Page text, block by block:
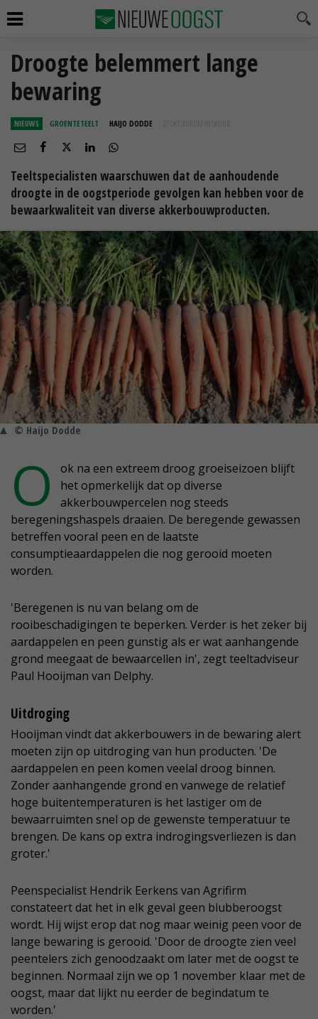
Droogte belemmert lange
bewaring
NIEUWS GROENTETEELT HAIJO DODDE 27 OKT 2018 OM 09:56
Teeltspecialisten waarschuwen dat de aanhoudende
droogte in de oogstperiode gevolgen kan hebben voor de
bewaarkwaliteit van diverse akkerbouwproducten.
© Haijo Dodde
O
ok na een extreem droog groeiseizoen blijft
het opmerkelijk dat op diverse
akkerbouwpercelen nog steeds
beregeningshaspels draaien. De beregende gewassen
betreffen vooral peen en de laatste
consumptieaardappelen die nog gerooid moeten
worden.
'Beregenen is nu van belang om de
rooibeschadigingen te beperken. Verder is het zeker bij
aardappelen en peen gunstig als er wat aanhangende
grond meegaat de bewaarcellen in', zegt teeltadviseur
Paul Hooijman van Delphy.
Uitdroging
Hooijman vindt dat akkerbouwers in de bewaring alert
moeten zijn op uitdroging van hun producten. 'De
aardappelen en peen komen veelal droog binnen.
Zonder aanhangende grond en vanwege de relatief
hoge buitentemperaturen is het lastiger om de
bewaarruimten snel op de gewenste temperatuur te
brengen. De kans op extra indrogingsverliezen is dan
groter.'
Peenspecialist Hendrik Eerkens van Agrifirm
constateert dat het in elk geval geen blubberoogst
wordt. Hij wijst erop dat nog maar weinig peen voor de
lange bewaring is gerooid. 'Door de droogte zien veel
peentelers zich genoodzaakt om later met de oogst te
beginnen. Normaal zijn we op 1 november klaar met de
oogst, maar dat lijkt nu eerder de begindatum te
worden.'